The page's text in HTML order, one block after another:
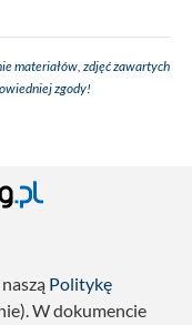
materiałów, zdjęć zawartych
zgody!
Politykę
W dokumencie